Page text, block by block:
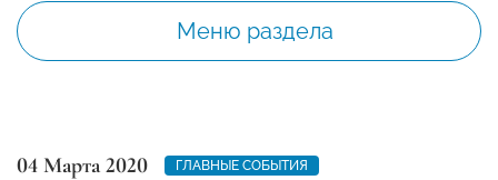
Меню раздела
04 Марта 2020 ГЛАВНЫЕ СОБЫТИЯ